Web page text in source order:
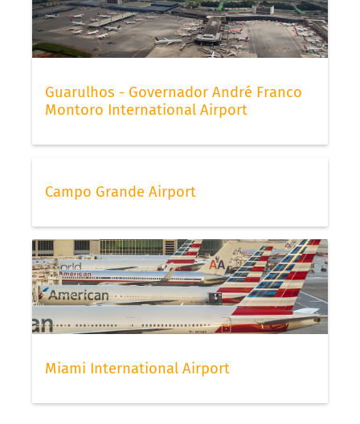
Guarulhos - Governador André Franco
Montoro International Airport
Campo Grande Airport
Miami International Airport